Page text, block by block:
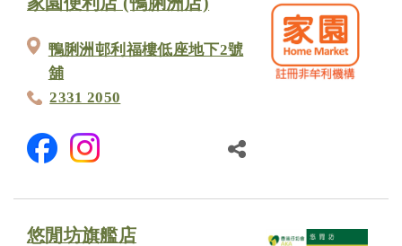
鴨脷洲邨利福樓低座地下2號
舖
2331 2050
悠閒坊旗艦店